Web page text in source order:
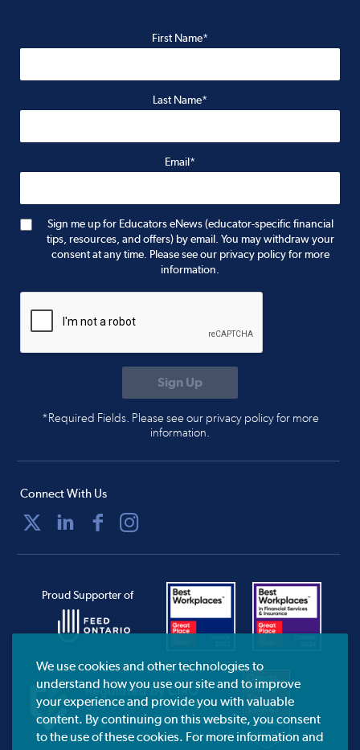
First Name*
Last Name*
Email*
Sign me up for Educators eNews (educator-specific financial
tips, resources, and offers) by email. You may withdraw your
consent at any time. Please see our privacy policy for more
information.
*Required Fields. Please see our privacy policy for more
information.
Connect With Us
Proud Supporter of
We use cookies and other technologies to
understand how you use our site and to improve
your experience and provide you with valuable
content. By continuing on this website, you consent
to the use of these cookies. For more information and